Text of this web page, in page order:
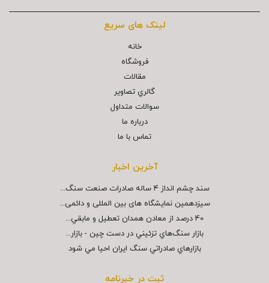
لینک های سریع
خانه
فروشگاه
مقالات
گالري تصاوير
سوالات متداول
درباره ما
تماس با ما
آخرین اخبار
سند چشم انداز ۴ ساله صادرات صنعت سنگ...
سیزدهمین نمایشگاه های بین المللی و دائمی...
40 درصد از معادن همدان تعطيل و مابقي...
بازار سنگ‌هاي تزئيني در دست چين - بازار...
بازارهاي صادراتي سنگ ايران احيا مي شود
ثبت در خبرنامه